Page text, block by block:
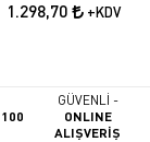
1.298,70 +KDV
GÜVENLİ -
ONLINE
ALIŞVERİŞ